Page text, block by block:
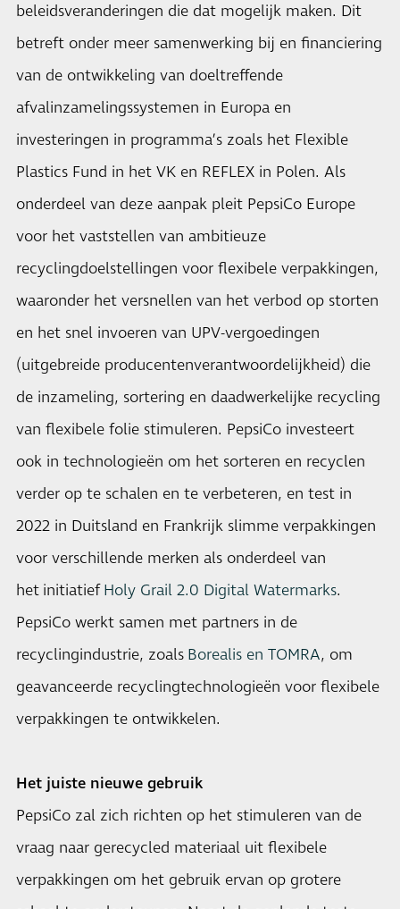
beleidsveranderingen die dat mogelijk maken. Dit
betreft onder meer samenwerking bij en financiering
van de ontwikkeling van doeltreffende
afvalinzamelingssystemen in Europa en
investeringen in programma’s zoals het Flexible
Plastics Fund in het VK en REFLEX in Polen. Als
onderdeel van deze aanpak pleit PepsiCo Europe
voor het vaststellen van ambitieuze
recyclingdoelstellingen voor flexibele verpakkingen,
waaronder het versnellen van het verbod op storten
en het snel invoeren van UPV-vergoedingen
(uitgebreide producentenverantwoordelijkheid) die
de inzameling, sortering en daadwerkelijke recycling
van flexibele folie stimuleren. PepsiCo investeert
ook in technologieën om het sorteren en recyclen
verder op te schalen en te verbeteren, en test in
2022 in Duitsland en Frankrijk slimme verpakkingen
voor verschillende merken als onderdeel van
het initiatiefHoly Grail 2.0 Digital Watermarks.
PepsiCo werkt samen met partners in de
recyclingindustrie, zoals Borealis en TOMRA, om
geavanceerde recyclingtechnologieën voor flexibele
verpakkingen te ontwikkelen.
Het juiste nieuwe gebruik
PepsiCo zal zich richten op het stimuleren van de
vraag naar gerecycled materiaal uit flexibele
verpakkingen om het gebruik ervan op grotere